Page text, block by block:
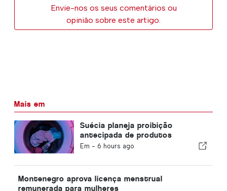
Envie-nos os seus comentários ou
opinião sobre este artigo.
Mais em
Suécia planeja proibição
antecipada de produtos
químicos eternos
Em - 6 hours ago
Montenegro aprova licença menstrual
remunerada para mulheres